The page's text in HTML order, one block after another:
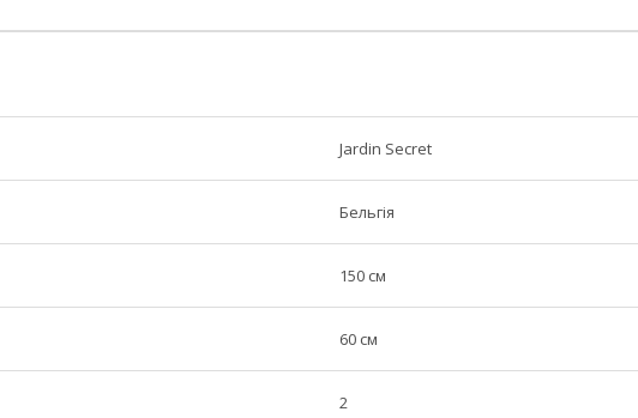
Jardin Secret
Бельгія
150 см
60 см
2